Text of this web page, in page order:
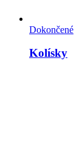
Dokončené
Kolísky